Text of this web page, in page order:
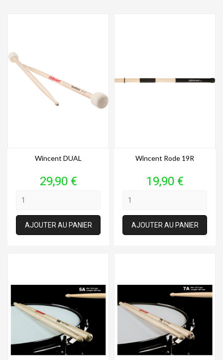
Wincent DUAL
Prix
29,90 €
AJOUTER AU PANIER
Wincent Rode 19R
Prix
19,90 €
AJOUTER AU PANIER